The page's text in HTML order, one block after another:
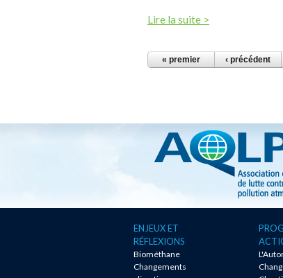
Lire la suite >
PAGES
« premier ‹ précédent
ENJEUX ET
RÉFLEXIONS
Biométhane
Changements